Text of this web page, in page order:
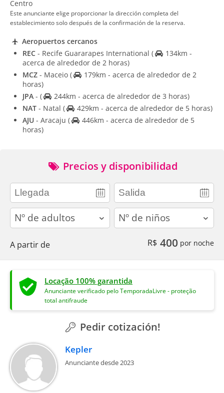
Centro
Este anunciante elige proporcionar la dirección completa del
establecimiento solo después de la confirmación de la reserva.
Aeropuertos cercanos
REC - Recife Guararapes International (
134km -
acerca de alrededor de 2 horas)
MCZ - Maceio (
179km - acerca de alrededor de 2
horas)
JPA - (
244km - acerca de alrededor de 3 horas)
NAT - Natal (
429km - acerca de alrededor de 5 horas)
AJU - Aracaju (
446km - acerca de alrededor de 5
horas)
Precios y disponibilidad
adults children
A partir de R$ 400 por noche
Locação 100% garantida
Anunciante verificado pelo TemporadaLivre - proteção
total antifraude
Pedir cotización!
Kepler
Anunciante desde 2023